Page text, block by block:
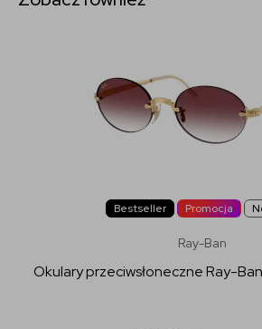
Bestseller Promocja
Ray-Ban
Okulary przeciwsłoneczne Ray-